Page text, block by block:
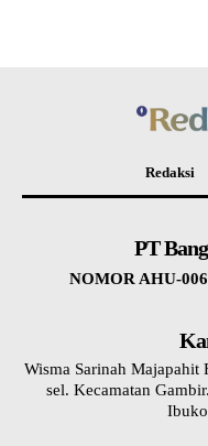
Redaksi
PT
NOMOR AHU-
Wisma Sarinah Majapahit
sel. Kecamatan